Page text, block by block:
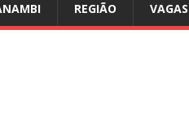
REGIÃO VAGAS